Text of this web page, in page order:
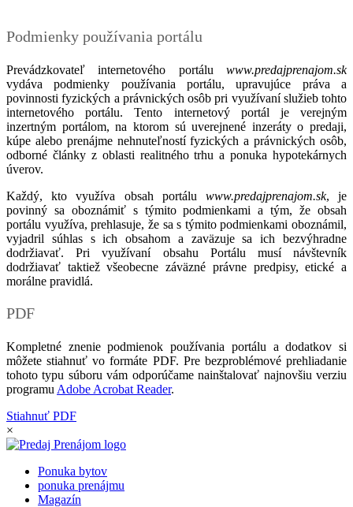
Podmienky používania portálu
Prevádzkovateľ internetového portálu www.predajprenajom.sk
vydáva podmienky používania portálu, upravujúce práva a
povinnosti fyzických a právnických osôb pri využívaní služieb tohto
internetového portálu. Tento internetový portál je verejným
inzertným portálom, na ktorom sú uverejnené inzeráty o predaji,
kúpe alebo prenájme nehnuteľností fyzických a právnických osôb,
odborné články z oblasti realitného trhu a ponuka hypotekárnych
úverov.
Každý, kto využíva obsah portálu www.predajprenajom.sk, je
povinný sa oboznámiť s týmito podmienkami a tým, že obsah
portálu využíva, prehlasuje, že sa s týmito podmienkami oboznámil,
vyjadril súhlas s ich obsahom a zaväzuje sa ich bezvýhradne
dodržiavať. Pri využívaní obsahu Portálu musí návštevník
dodržiavať taktiež všeobecne záväzné právne predpisy, etické a
morálne pravidlá.
PDF
Kompletné znenie podmienok používania portálu a dodatkov si
môžete stiahnuť vo formáte PDF. Pre bezproblémové prehliadanie
tohoto typu súboru vám odporúčame nainštalovať najnovšiu verziu
programu Adobe Acrobat Reader.
Stiahnuť PDF
×
Ponuka bytov
ponuka prenájmu
Magazín